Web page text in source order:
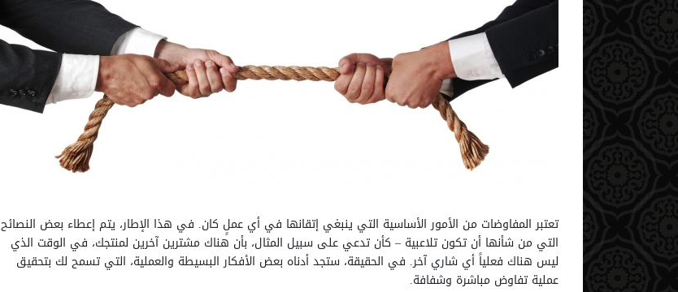
تعتبر المفاوضات من الأمور الأساسية التي ينبغي إتقانها في أي عملٍ كان. في هذا الإطار، يتم إعطاء بعض النصائح
التي من شأنها أن تكون تلاعبية – كأن تدعي على سبيل المثال، بأن هناك مشترين آخرين لمنتجك، في الوقت الذي
ليس هناك فعلياً أي شاري آخر. في الحقيقة، ستجد أدناه بعض الأفكار البسيطة والعملية، التي تسمح لك بتحقيق
عملية تفاوض مباشرة وشفافة.